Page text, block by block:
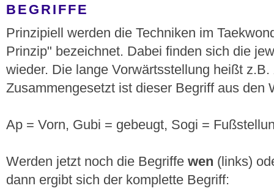
BEGRIFFE
Prinzipiell werden die Techniken im
Prinzip" bezeichnet. Dabei finden sich die
wieder. Die lange Vorwärtsstellung heißt z.B.
Zusammengesetzt ist dieser Begriff aus den
Ap = Vorn, Gubi = gebeugt, Sogi =
Werden jetzt noch die Begriffe wen (links)
dann ergibt sich der komplette Begriff: